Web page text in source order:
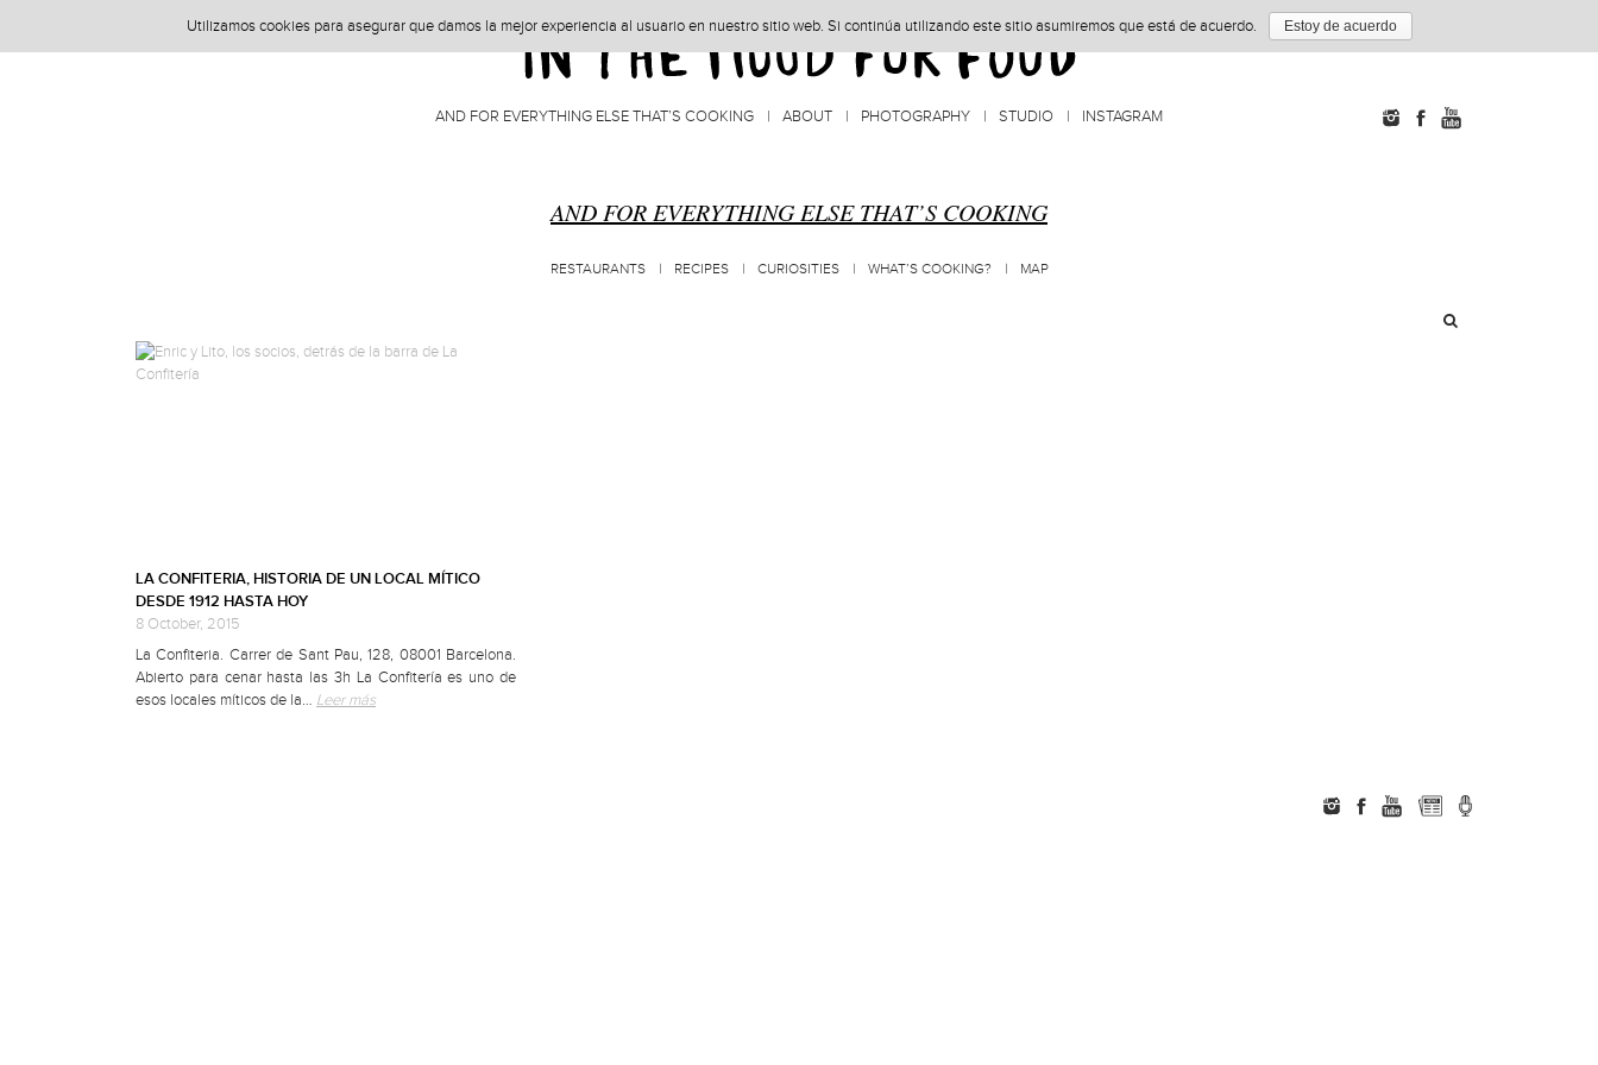
AND FOR EVERYTHING ELSE THAT’S COOKING ABOUT PHOTOGRAPHY STUDIO INSTAGRAM
AND FOR EVERYTHING ELSE THAT’S COOKING
RESTAURANTS RECIPES CURIOSITIES WHAT’S COOKING? MAP
LA CONFITERIA, HISTORIA DE UN LOCAL MÍTICO
DESDE 1912 HASTA HOY
8 October, 2015
La Confiteria. Carrer de Sant Pau, 128, 08001 Barcelona.
Abierto para cenar hasta las 3h La Confitería es uno de
esos locales míticos de la… Leer más
Utilizamos cookies para asegurar que damos la mejor experiencia al usuario en nuestro sitio web. Si continúa utilizando este sitio asumiremos que está de acuerdo. Estoy de acuerdo